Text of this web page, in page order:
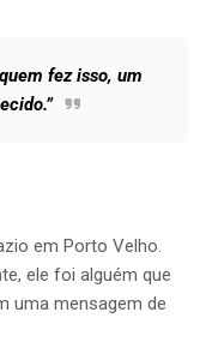
fez isso, um
em Porto Velho.
ele foi alguém que
uma mensagem de